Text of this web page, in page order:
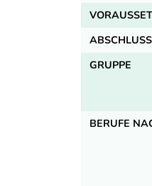
ABSCHLUSS
GRUPPE
BERUFE